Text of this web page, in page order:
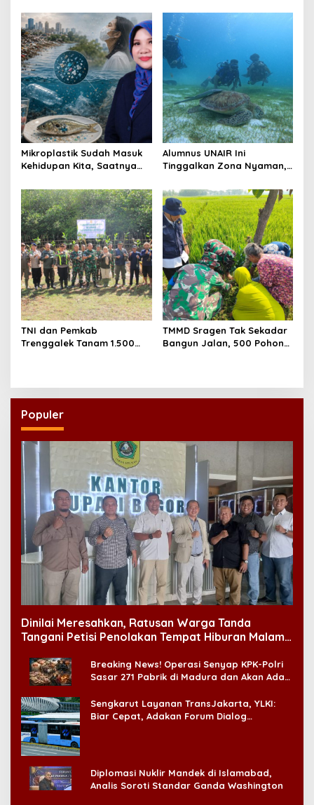
Pohon untuk Menjaga Masa
Depan
Mikroplastik Sudah Masuk
Kehidupan Kita, Saatnya
Remeh Sampah
Alumnus UNAIR Ini
Tinggalkan Zona Nyaman,
Maladewa
TNI dan Pemkab
Trenggalek Tanam 1.500
TMMD Sragen Tak Sekadar
Bangun Jalan, 500 Pohon
Populer
Dinilai Meresahkan, Ratusan Warga Tanda
Tangani Petisi Penolakan Tempat Hiburan Malam
Breaking News! Operasi Senyap KPK-Polri
Sasar 271 Pabrik di Madura dan Akan Ada
Sengkarut Layanan TransJakarta, YLKI:
Biar Cepat, Adakan Forum Dialog
Diplomasi Nuklir Mandek di Islamabad,
Analis Soroti Standar Ganda Washington